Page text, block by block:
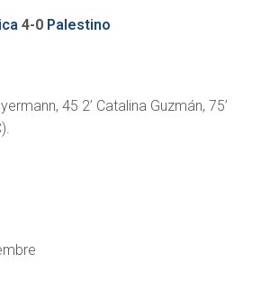
4-0 Palestino
45 2’ Catalina Guzmán, 75’